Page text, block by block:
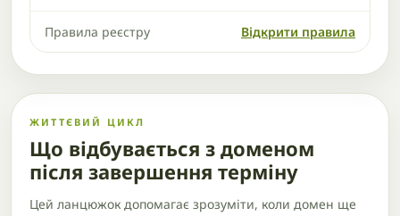
Правила реєстру Відкрити правила
ЖИТТЄВИЙ ЦИКЛ
Що відбувається з доменом
після завершення терміну
Цей ланцюжок допомагає зрозуміти, коли домен ще